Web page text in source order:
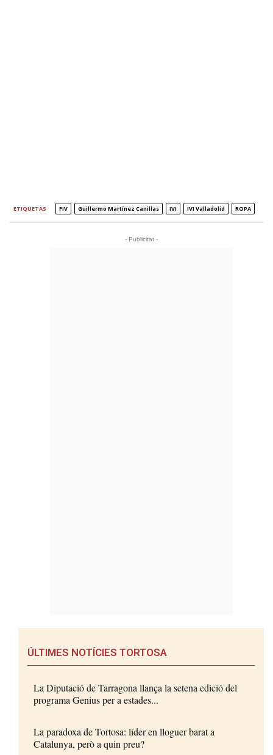
ETIQUETAS FIV Guillermo Martínez Canillas IVI IVI Valladolid ROPA
- Publicitat -
ÚLTIMES NOTÍCIES TORTOSA
La Diputació de Tarragona llança la setena edició del
programa Genius per a estades...
La paradoxa de Tortosa: líder en lloguer barat a
Catalunya, però a quin preu?